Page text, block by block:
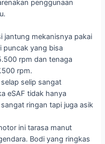
penggunaan
jantung mekanisnya pakai
puncak yang bisa
rpm dan tenaga
rpm.
selip sangat
eSAF tidak hanya
ringan tapi juga asik
ini tarasa manut
Bodi yang ringkas